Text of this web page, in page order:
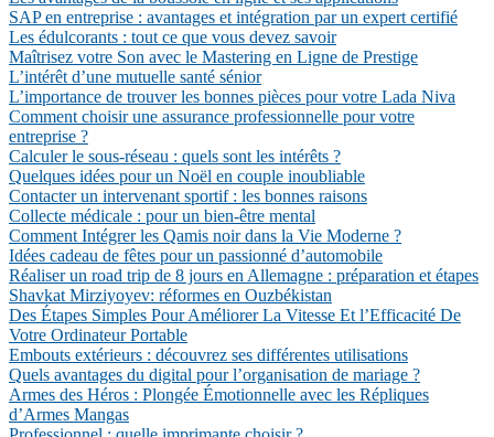
SAP en entreprise : avantages et intégration par un expert certifié
Les édulcorants : tout ce que vous devez savoir
Maîtrisez votre Son avec le Mastering en Ligne de Prestige
L’intérêt d’une mutuelle santé sénior
L’importance de trouver les bonnes pièces pour votre Lada Niva
Comment choisir une assurance professionnelle pour votre
entreprise ?
Calculer le sous-réseau : quels sont les intérêts ?
Quelques idées pour un Noël en couple inoubliable
Contacter un intervenant sportif : les bonnes raisons
Collecte médicale : pour un bien-être mental
Comment Intégrer les Qamis noir dans la Vie Moderne ?
Idées cadeau de fêtes pour un passionné d’automobile
Réaliser un road trip de 8 jours en Allemagne : préparation et étapes
Shavkat Mirziyoyev: réformes en Ouzbékistan
Des Étapes Simples Pour Améliorer La Vitesse Et l’Efficacité De
Votre Ordinateur Portable
Embouts extérieurs : découvrez ses différentes utilisations
Quels avantages du digital pour l’organisation de mariage ?
Armes des Héros : Plongée Émotionnelle avec les Répliques
d’Armes Mangas